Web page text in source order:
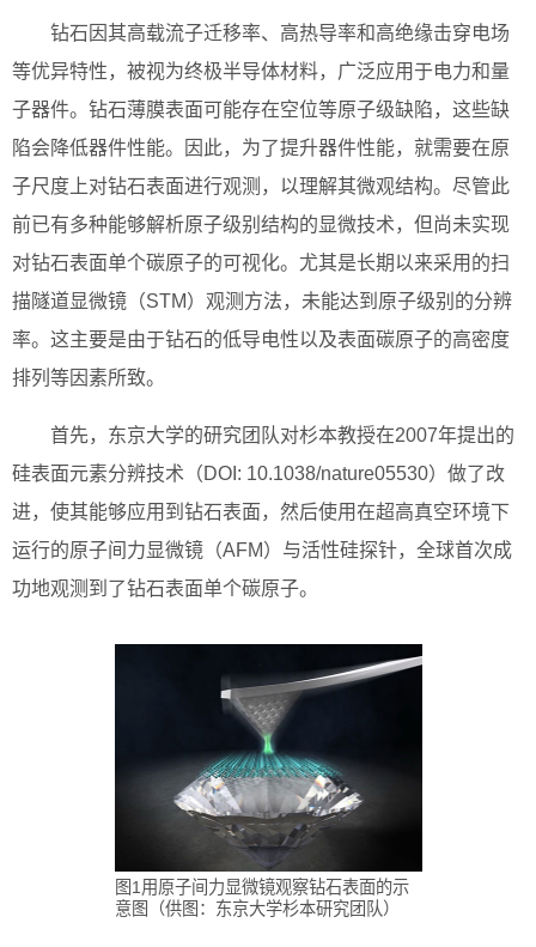
钻石因其高载流子迁移率、高热导率和高绝缘击穿电场
等优异特性，被视为终极半导体材料，广泛应用于电力和量
子器件。钻石薄膜表面可能存在空位等原子级缺陷，这些缺
陷会降低器件性能。因此，为了提升器件性能，就需要在原
子尺度上对钻石表面进行观测，以理解其微观结构。尽管此
前已有多种能够解析原子级别结构的显微技术，但尚未实现
对钻石表面单个碳原子的可视化。尤其是长期以来采用的扫
描隧道显微镜（STM）观测方法，未能达到原子级别的分辨
率。这主要是由于钻石的低导电性以及表面碳原子的高密度
排列等因素所致。
首先，东京大学的研究团队对杉本教授在2007年提出的
硅表面元素分辨技术（DOI: 10.1038/nature05530）做了改
进，使其能够应用到钻石表面，然后使用在超高真空环境下
运行的原子间力显微镜（AFM）与活性硅探针，全球首次成
功地观测到了钻石表面单个碳原子。
图1用原子间力显微镜观察钻石表面的示
意图（供图：东京大学杉本研究团队）